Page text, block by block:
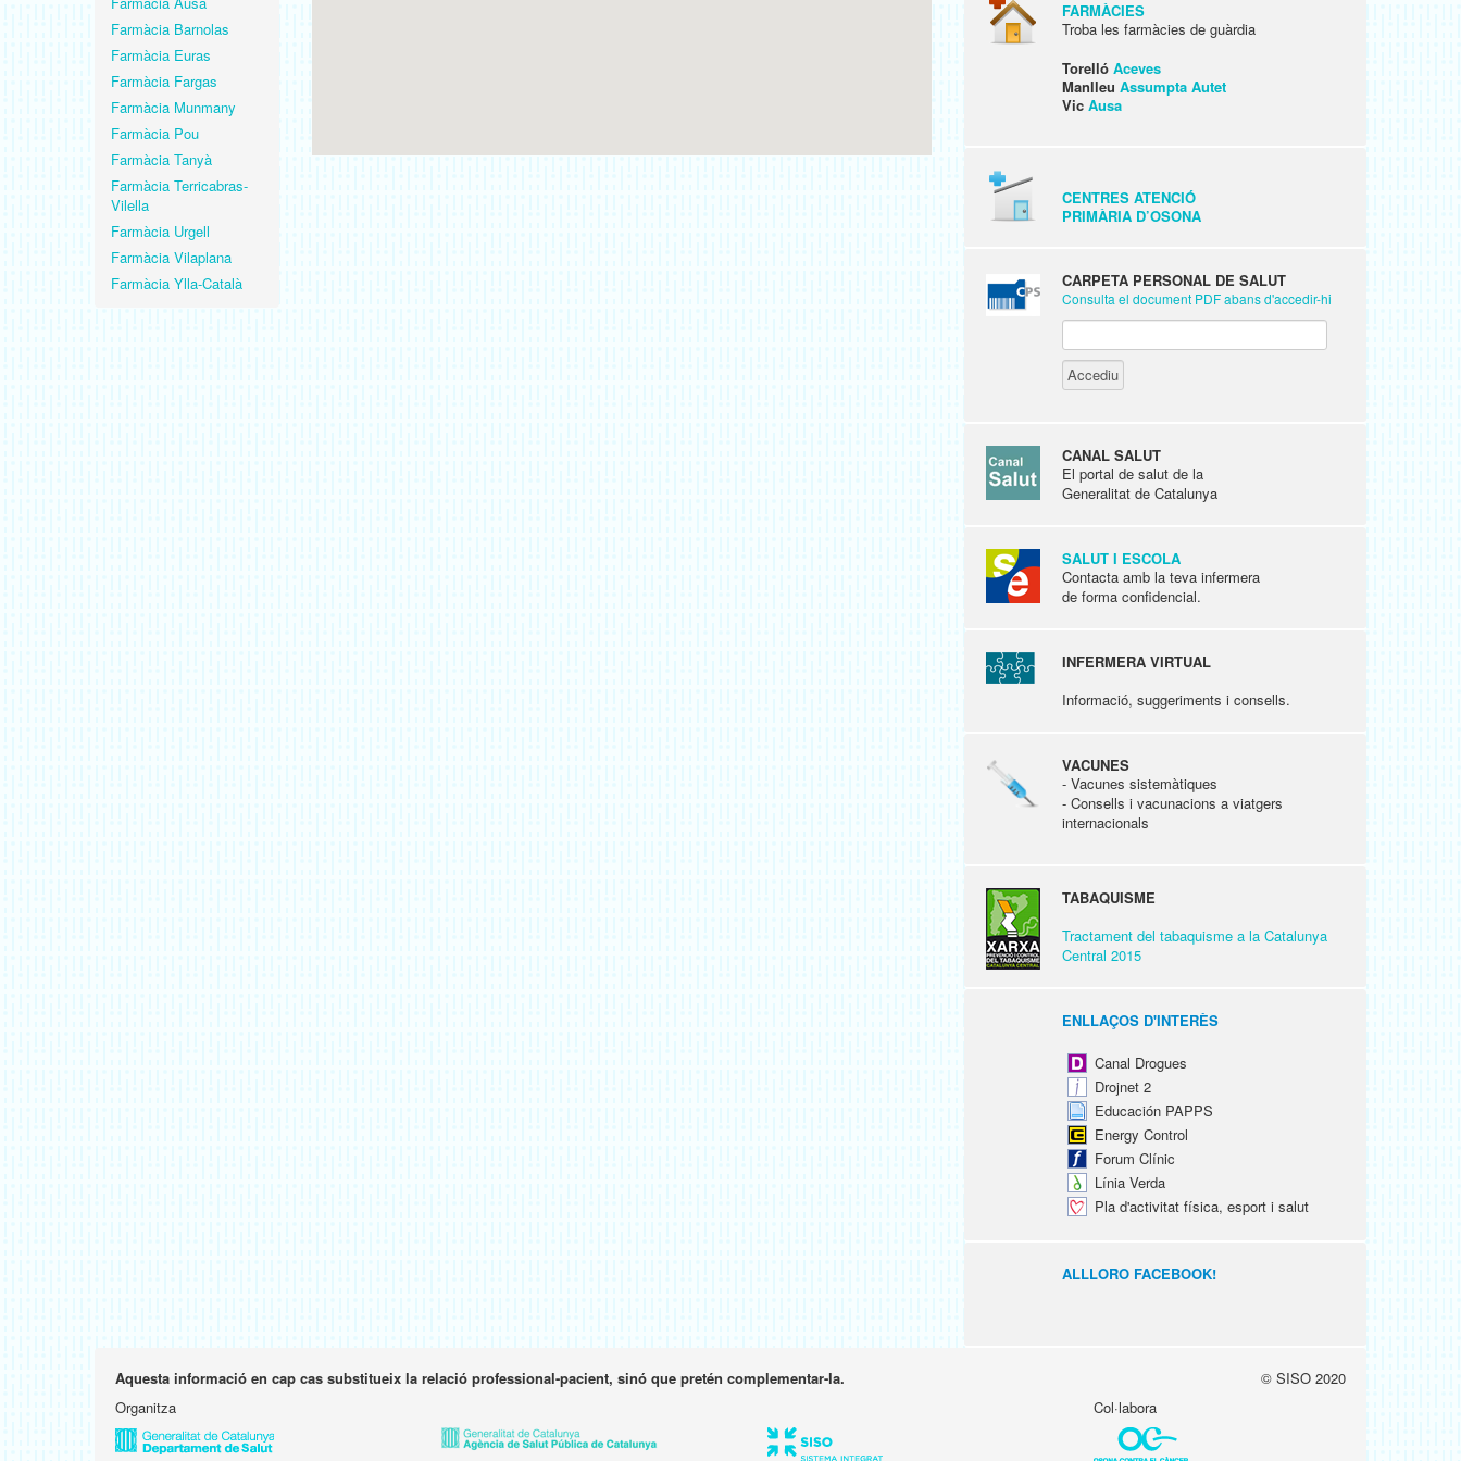
Farmàcia Barnolas
Farmàcia Euras
Farmàcia Fargas
Farmàcia Munmany
Farmàcia Pou
Farmàcia Tanyà
Farmàcia Terricabras-
Vilella
Farmàcia Urgell
Farmàcia Vilaplana
Farmàcia Ylla-Català
FARMÀCIES
Troba les farmàcies de guàrdia
Torelló Aceves
Manlleu Assumpta Autet
Vic Ausa
CENTRES ATENCIÓ
PRIMÀRIA D’OSONA
CARPETA PERSONAL DE SALUT
Consulta el document PDF abans d'accedir-hi
CANAL SALUT
El portal de salut de la
Generalitat de Catalunya
SALUT I ESCOLA
Contacta amb la teva infermera
de forma confidencial.
INFERMERA VIRTUAL
Informació, suggeriments i consells.
VACUNES
- Vacunes sistemàtiques
- Consells i vacunacions a viatgers
internacionals
TABAQUISME
Tractament del tabaquisme a la Catalunya
Central 2015
ENLLAÇOS D'INTERÈS
Canal Drogues
Drojnet 2
Educación PAPPS
Energy Control
Forum Clínic
Línia Verda
Pla d'activitat física, esport i salut
ALLLORO FACEBOOK!
Aquesta informació en cap cas substitueix la relació professional-pacient, sinó que pretén complementar-la.
© SISO 2020
Organitza
Col·labora